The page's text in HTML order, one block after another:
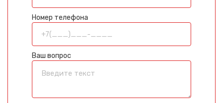
Номер телефона
Ваш вопрос